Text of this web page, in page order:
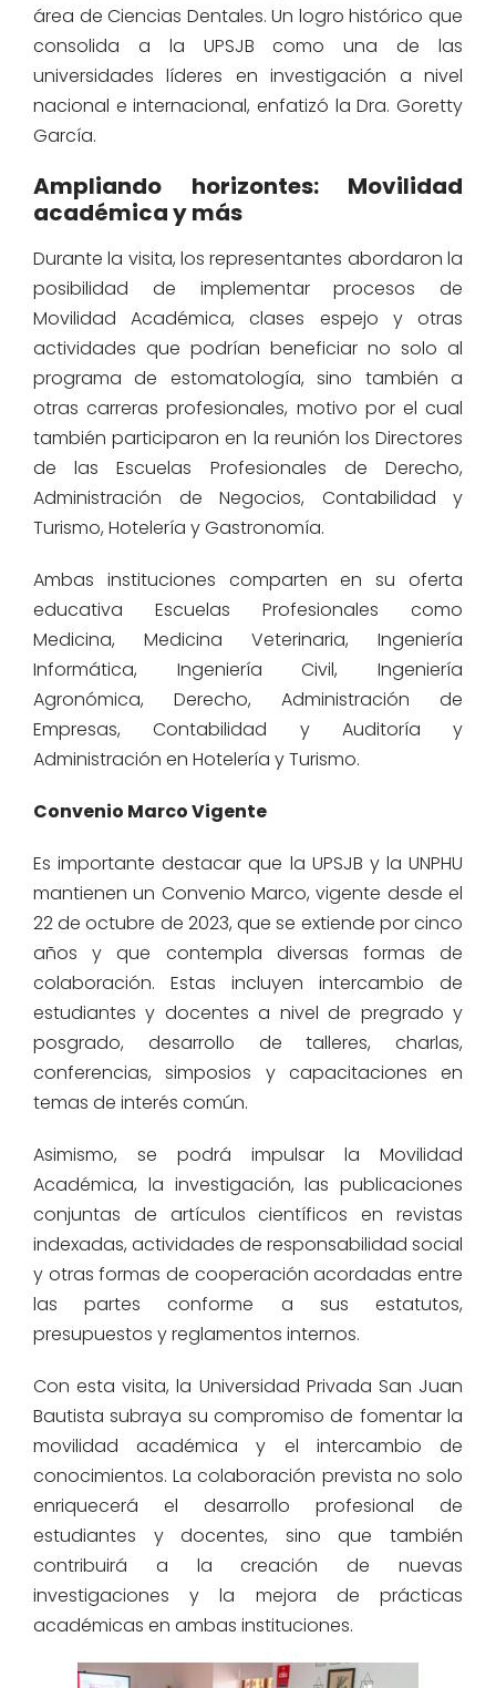
área de Ciencias Dentales. Un logro histórico que
consolida a la UPSJB como una de las
universidades líderes en investigación a nivel
nacional e internacional, enfatizó la Dra. Goretty
García.
Ampliando horizontes: Movilidad
académica y más
Durante la visita, los representantes abordaron la
posibilidad de implementar procesos de
Movilidad Académica, clases espejo y otras
actividades que podrían beneficiar no solo al
programa de estomatología, sino también a
otras carreras profesionales, motivo por el cual
también participaron en la reunión los Directores
de las Escuelas Profesionales de Derecho,
Administración de Negocios, Contabilidad y
Turismo, Hotelería y Gastronomía.
Ambas instituciones comparten en su oferta
educativa Escuelas Profesionales como
Medicina, Medicina Veterinaria, Ingeniería
Informática, Ingeniería Civil, Ingeniería
Agronómica, Derecho, Administración de
Empresas, Contabilidad y Auditoría y
Administración en Hotelería y Turismo.
Convenio Marco Vigente
Es importante destacar que la UPSJB y la UNPHU
mantienen un Convenio Marco, vigente desde el
22 de octubre de 2023, que se extiende por cinco
años y que contempla diversas formas de
colaboración. Estas incluyen intercambio de
estudiantes y docentes a nivel de pregrado y
posgrado, desarrollo de talleres, charlas,
conferencias, simposios y capacitaciones en
temas de interés común.
Asimismo, se podrá impulsar la Movilidad
Académica, la investigación, las publicaciones
conjuntas de artículos científicos en revistas
indexadas, actividades de responsabilidad social
y otras formas de cooperación acordadas entre
las partes conforme a sus estatutos,
presupuestos y reglamentos internos.
Con esta visita, la Universidad Privada San Juan
Bautista subraya su compromiso de fomentar la
movilidad académica y el intercambio de
conocimientos. La colaboración prevista no solo
enriquecerá el desarrollo profesional de
estudiantes y docentes, sino que también
contribuirá a la creación de nuevas
investigaciones y la mejora de prácticas
académicas en ambas instituciones.